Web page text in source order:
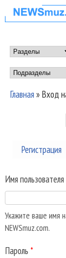
МУЗЫКИ
ШОУ
Main
Вы здесь
Главная» Вход
Регистрация
Имя пользователя
Укажите ваше имя
NEWSmuz.com.
Пароль *